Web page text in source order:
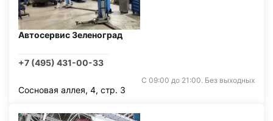
Автосервис Зеленоград
+7 (495) 431-00-33
С 09:00 до 21:00. Без выходных
Сосновая аллея, 4, стр. 3